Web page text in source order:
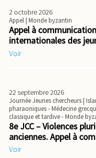
2 octobre 2026
Appel| Monde byzantin
Appel à
internationales des
Voir
22 septembre 2026
Journée Jeunes chercheurs|
pharaoniques - Médecine
classique et tardive - Monde
8e JCC – Violences
anciennes. Appel à
Voir